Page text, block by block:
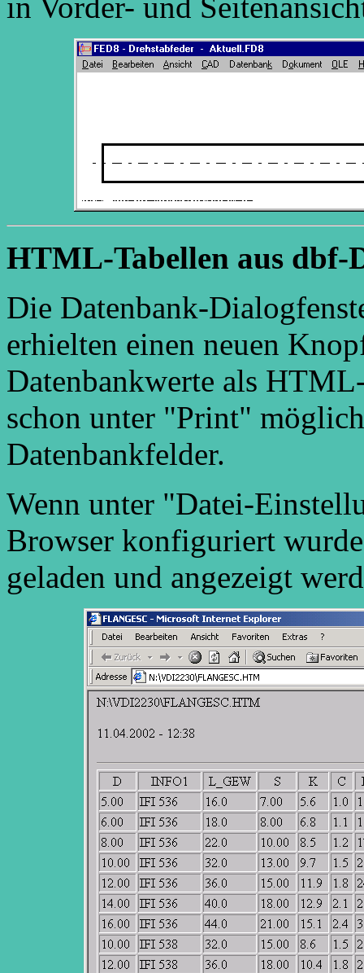
HTML-Tabellen aus dbf-
Die Datenbank-
erhielten einen neuen
Datenbankwerte als
schon unter "Print"
Datenbankfelder.
Wenn unter "Datei-
Browser konfiguriert
geladen und angezeigt